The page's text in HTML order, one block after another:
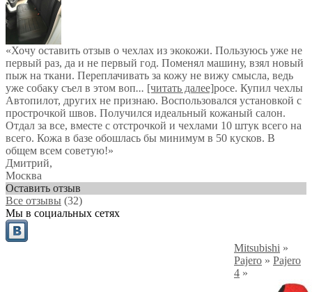
«Хочу оставить отзыв о чехлах из экокожи. Пользуюсь уже не
первый раз, да и не первый год. Поменял машину, взял новый
пыж на ткани. Переплачивать за кожу не вижу смысла, ведь
уже собаку съел в этом воп... [читать далее]росе. Купил чехлы
Автопилот, других не признаю. Воспользовался установкой с
прострочкой швов. Получился идеальный кожаный салон.
Отдал за все, вместе с отстрочкой и чехлами 10 штук всего на
всего. Кожа в базе обошлась бы минимум в 50 кусков. В
общем всем советую!»
Дмитрий,
Москва
Оставить отзыв
Все отзывы (32)
Мы в социальных сетях
Mitsubishi »
Pajero » Pajero
4 »